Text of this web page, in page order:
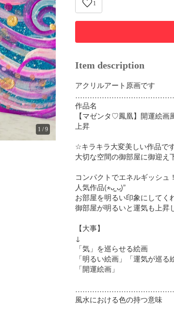
1 /9
1
Item description
アクリルアート原画です
作品名
【マゼンタ♡鳳凰】開運絵
上昇
☆キラキラ大変美しい作品で
大切な空間の御部屋に御迎え
コンパクトでエネルギッシュ！
人気作品(⋆ᴗ͈ˬᴗ͈)”
お部屋を明るい印象にしてく
御部屋が明るいと運気も上昇
【大事】
↓
「気」を巡らせる絵画
「明るい絵画」「運気が巡る
「開運絵画」
風水における色の持つ意味